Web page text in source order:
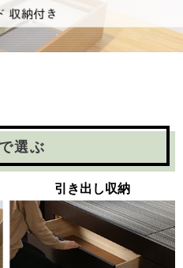
選ぶ
引き出し収納